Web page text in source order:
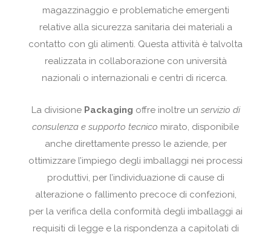
magazzinaggio e problematiche emergenti
relative alla sicurezza sanitaria dei materiali a
contatto con gli alimenti. Questa attività è talvolta
realizzata in collaborazione con università
nazionali o internazionali e centri di ricerca.
La divisione Packaging offre inoltre un servizio di
consulenza e supporto tecnico mirato, disponibile
anche direttamente presso le aziende, per
ottimizzare l’impiego degli imballaggi nei processi
produttivi, per l’individuazione di cause di
alterazione o fallimento precoce di confezioni,
per la verifica della conformità degli imballaggi ai
requisiti di legge e la rispondenza a capitolati di